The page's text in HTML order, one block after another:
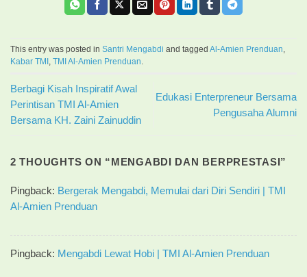
This entry was posted in Santri Mengabdi and tagged Al-Amien Prenduan
Kabar TMI TMI Al-Amien Prenduan
Berbagi Kisah Inspiratif Awal
Perintisan TMI Al-Amien
Bersama KH. Zaini Zainuddin
Edukasi Enterpreneur Bersama
Pengusaha Alumni
2 THOUGHTS ON “ MENGABDI DAN BERPRESTASI ”
Pingback: Bergerak Mengabdi, Memulai dari Diri Sendiri | TMI
Al-Amien Prenduan
Pingback: Mengabdi Lewat Hobi | TMI Al-Amien Prenduan